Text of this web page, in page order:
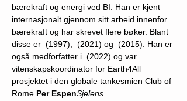
bærekraft og energi ved BI. Han er kjent
internasjonalt gjennom sitt arbeid innenfor
bærekraft og har skrevet flere bøker. Blant
disse er (1997), (2021) og (2015). Han er
også medforfatter i (2022) og var
vitenskapskoordinator for Earth4All
prosjektet i den globale tankesmien Club of
Rome. Per EspenSjelens